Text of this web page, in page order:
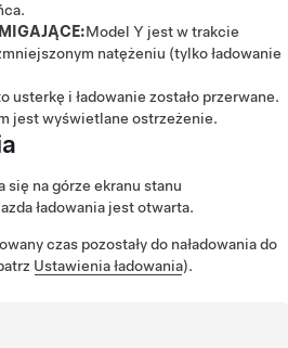
Model Y jest w trakcie
natężeniu (tylko ładowanie
usterkę i ładowanie zostało przerwane.
jest wyświetlane ostrzeżenie.
się na górze ekranu stanu
ładowania jest otwarta.
czas pozostały do naładowania do
Ustawienia ładowania).